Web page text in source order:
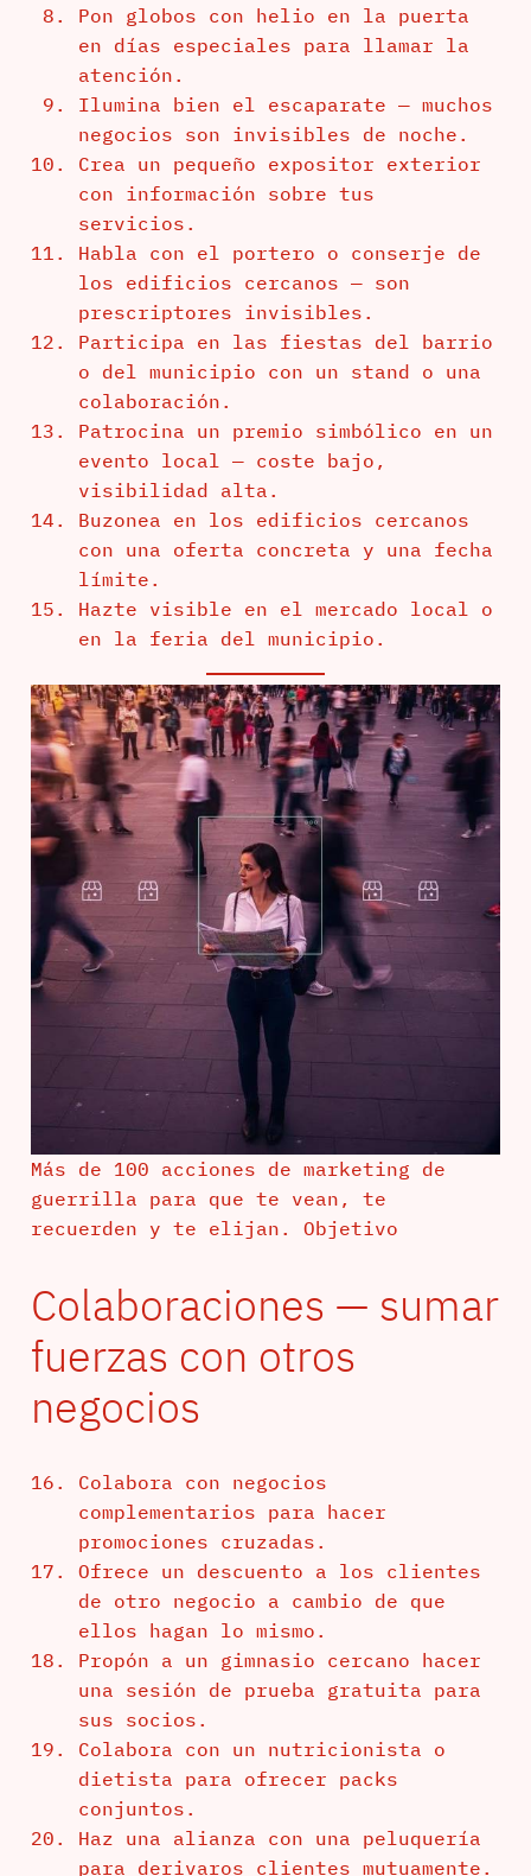
Pon globos con helio en la puerta
en días especiales para llamar la
atención.
Ilumina bien el escaparate — muchos
negocios son invisibles de noche.
Crea un pequeño expositor exterior
con información sobre tus
servicios.
Habla con el portero o conserje de
los edificios cercanos — son
prescriptores invisibles.
Participa en las fiestas del barrio
o del municipio con un stand o una
colaboración.
Patrocina un premio simbólico en un
evento local — coste bajo,
visibilidad alta.
Buzonea en los edificios cercanos
con una oferta concreta y una fecha
límite.
Hazte visible en el mercado local o
en la feria del municipio.
Más de 100 acciones de marketing de
guerrilla para que te vean, te
recuerden y te elijan. Objetivo
Colaboraciones — sumar
fuerzas con otros
negocios
Colabora con negocios
complementarios para hacer
promociones cruzadas.
Ofrece un descuento a los clientes
de otro negocio a cambio de que
ellos hagan lo mismo.
Propón a un gimnasio cercano hacer
una sesión de prueba gratuita para
sus socios.
Colabora con un nutricionista o
dietista para ofrecer packs
conjuntos.
Haz una alianza con una peluquería
para derivaros clientes mutuamente.